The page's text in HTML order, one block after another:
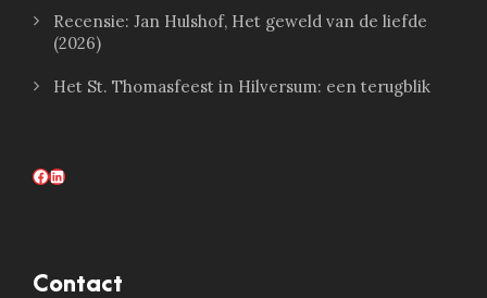
Recensie: Jan Hulshof, Het geweld van de liefde
(2026)
Het St. Thomasfeest in Hilversum: een terugblik
Facebook LinkedIn
Contact